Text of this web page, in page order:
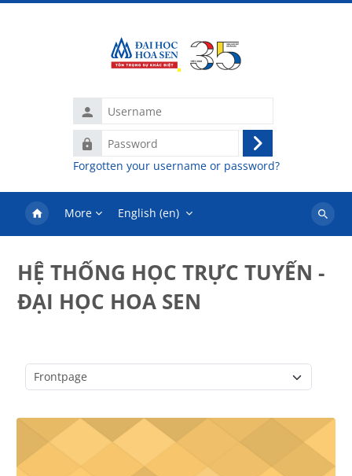
Username
Password
Log
in
Forgotten your username or password?
More English ‎(en)‎
Search
HỆ THỐNG HỌC TRỰC TUYẾN -
ĐẠI HỌC HOA SEN